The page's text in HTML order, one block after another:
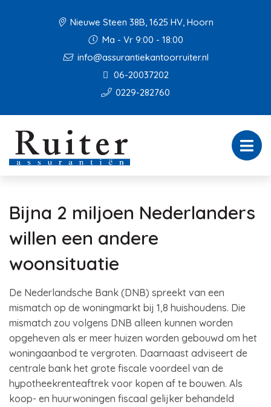
Nieuwe Steen 38B, 1625 HV, Hoorn
Ma - Vr 9:00 - 18:00
info@assurantiekantoorruiter.nl
06-20037202
0229-282760
Bijna 2 miljoen Nederlanders
willen een andere
woonsituatie
De Nederlandsche Bank (DNB) spreekt van een
mismatch op de woningmarkt bij 1,8 huishoudens. Die
mismatch zou volgens DNB alleen kunnen worden
opgeheven als er meer huizen worden gebouwd om het
woningaanbod te vergroten. Daarnaast adviseert de
centrale bank het grote fiscale voordeel van de
hypotheekrenteaftrek voor kopen af te bouwen. Als
koop- en huurwoningen fiscaal gelijker behandeld